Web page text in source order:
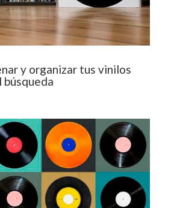
y organizar tus vinilos
búsqueda